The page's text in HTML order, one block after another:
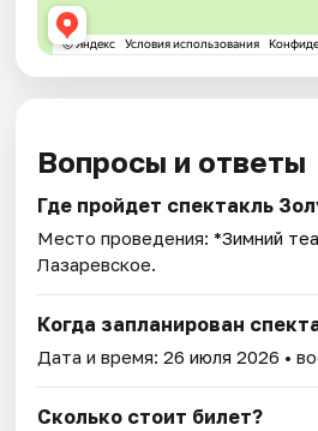
Вопросы и ответы
Где пройдет спектакль
Место проведения:*Зимний
Лазаревское.
Когда запланирован
Дата и время:26 июля 2026 •
Сколько стоит билет?